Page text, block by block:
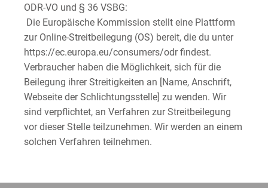
ODR-VO und § 36 VSBG:
Die Europäische Kommission stellt eine Plattform
zur Online-Streitbeilegung (OS) bereit, die du unter
https://ec.europa.eu/consumers/odr findest.
Verbraucher haben die Möglichkeit, sich für die
Beilegung ihrer Streitigkeiten an [Name, Anschrift,
Webseite der Schlichtungsstelle] zu wenden. Wir
sind verpflichtet, an Verfahren zur Streitbeilegung
vor dieser Stelle teilzunehmen. Wir werden an einem
solchen Verfahren teilnehmen.